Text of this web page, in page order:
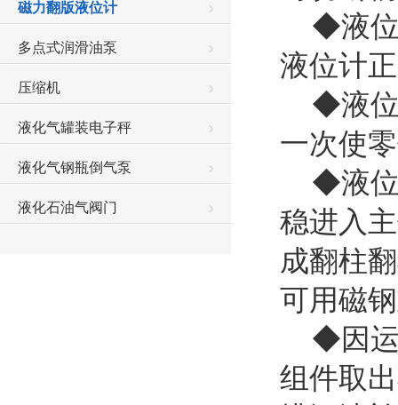
磁力翻版液位计
多点式润滑油泵
压缩机
液化气罐装电子秤
液化气钢瓶倒气泵
液化石油气阀门
◆液位
液位计
◆液位
一次使
◆液位
稳进入
成翻柱
可用磁
◆因运
组件取